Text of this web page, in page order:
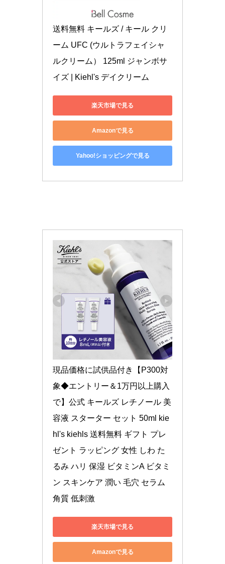
送料無料 キールズ / キール クリ
ーム UFC (ウルトラフェイシャ
ルクリーム） 125ml ジャンボサ
イズ | Kiehl's デイクリーム
楽天市場で見る
Amazonで見る
Yahoo!ショッピングで見る
現品価格に試供品付き【P300対
象◆エントリー＆1万円以上購入
で】公式 キールズ レチノール 美
容液 スターター セット 50ml kie
hl's kiehls 送料無料 ギフト プレ
ゼント ラッピング 女性 しわ た
るみ ハリ 保湿 ビタミンA ビタミ
ン スキンケア 潤い 毛穴 セラム
角質 低刺激
楽天市場で見る
Amazonで見る